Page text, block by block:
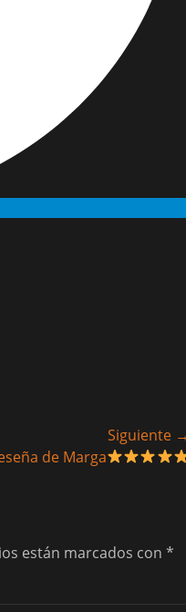
Siguiente →
de Marga
están marcados con *